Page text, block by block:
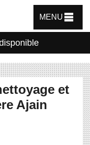
MENU
et
Ajain